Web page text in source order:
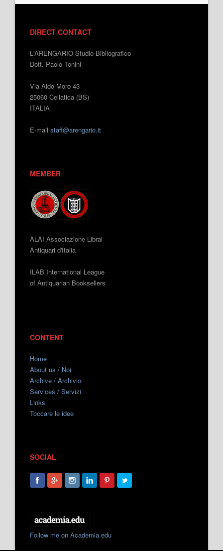
DIRECT CONTACT
L'ARENGARIO Studio Bibliografico
Dott. Paolo Tonini
Via Aldo Moro 43
25060 Cellatica (BS)
ITALIA
E-mail staff@arengario.it
MEMBER
ALAI Associazione Librai
Antiquari d'Italia
ILAB International League
of Antiquarian Booksellers
CONTENT
Home
About us / Noi
Archive / Archivio
Services / Servizi
Links
Toccare le idee
SOCIAL
Follow me on Academia.edu